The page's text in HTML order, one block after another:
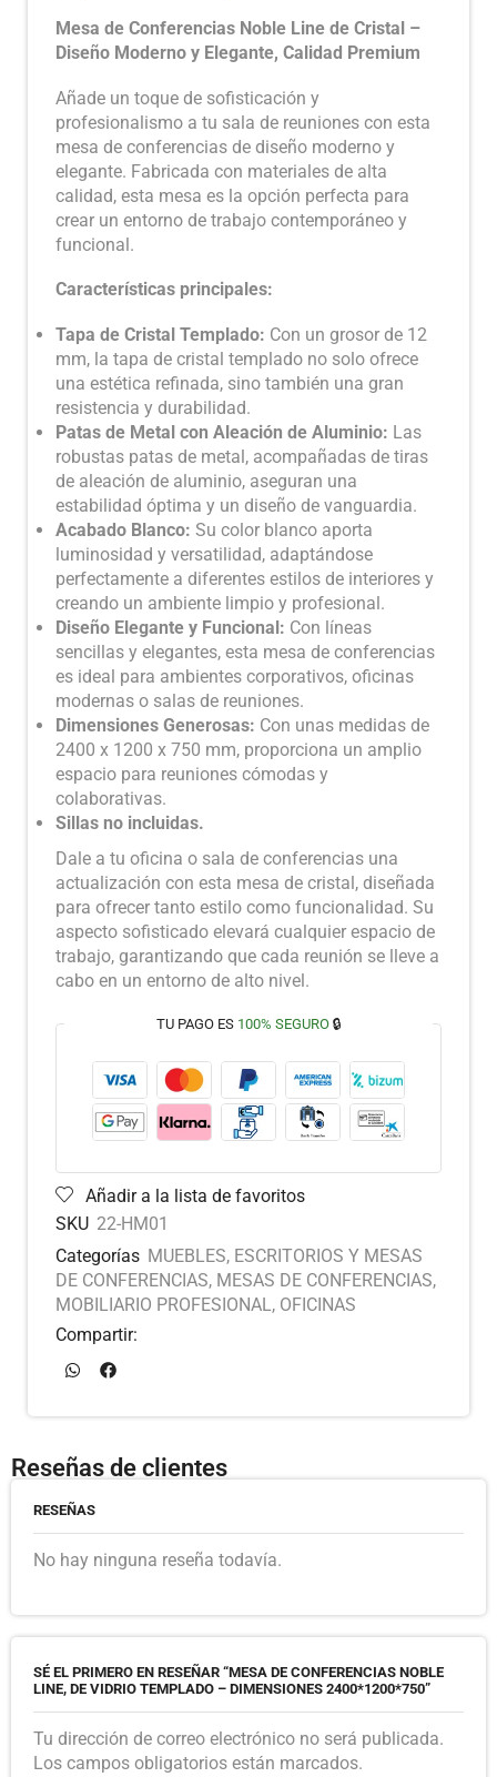
Mesa de Conferencias Noble Line de Cristal –
Diseño Moderno y Elegante, Calidad Premium
Añade un toque de sofisticación y
profesionalismo a tu sala de reuniones con esta
mesa de conferencias de diseño moderno y
elegante. Fabricada con materiales de alta
calidad, esta mesa es la opción perfecta para
crear un entorno de trabajo contemporáneo y
funcional.
Características principales:
Tapa de Cristal Templado: Con un grosor de 12
mm, la tapa de cristal templado no solo ofrece
una estética refinada, sino también una gran
resistencia y durabilidad.
Patas de Metal con Aleación de Aluminio: Las
robustas patas de metal, acompañadas de tiras
de aleación de aluminio, aseguran una
estabilidad óptima y un diseño de vanguardia.
Acabado Blanco: Su color blanco aporta
luminosidad y versatilidad, adaptándose
perfectamente a diferentes estilos de interiores y
creando un ambiente limpio y profesional.
Diseño Elegante y Funcional: Con líneas
sencillas y elegantes, esta mesa de conferencias
es ideal para ambientes corporativos, oficinas
modernas o salas de reuniones.
Dimensiones Generosas: Con unas medidas de
2400 x 1200 x 750 mm, proporciona un amplio
espacio para reuniones cómodas y
colaborativas.
Sillas no incluidas.
Dale a tu oficina o sala de conferencias una
actualización con esta mesa de cristal, diseñada
para ofrecer tanto estilo como funcionalidad. Su
aspecto sofisticado elevará cualquier espacio de
trabajo, garantizando que cada reunión se lleve a
cabo en un entorno de alto nivel.
TU PAGO ES 100% SEGURO🔒
Añadir a la lista de favoritos
SKU 22-HM01
Categorías MUEBLES, ESCRITORIOS Y MESAS
DE CONFERENCIAS, MESAS DE CONFERENCIAS,
MOBILIARIO PROFESIONAL, OFICINAS
Compartir:
Reseñas de clientes
RESEÑAS
No hay ninguna reseña todavía.
SÉ EL PRIMERO EN RESEÑAR “MESA DE CONFERENCIAS NOBLE
LINE, DE VIDRIO TEMPLADO – DIMENSIONES 2400*1200*750”
Tu dirección de correo electrónico no será publicada.
Los campos obligatorios están marcados.